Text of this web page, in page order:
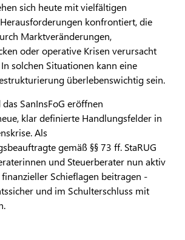
sich heute mit vielfältigen
konfrontiert, die
Marktveränderungen,
oder operative Krisen verursacht
solchen Situationen kann eine
überlebenswichtig sein.
das SanInsFoG eröffnen
klar definierte Handlungsfelder in
Als
gemäß §§ 73 ff. StaRUG
und Steuerberater nun aktiv
Schieflagen beitragen -
und im Schulterschluss mit